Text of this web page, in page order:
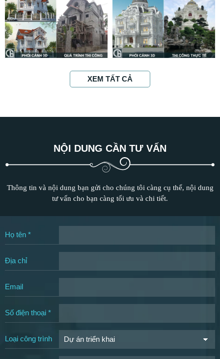
XEM TẤT CẢ
NỘI DUNG CẦN TƯ VẤN
Thông tin và nội dung bạn gửi cho chúng tôi càng cụ thể, nội dung
tư vấn cho bạn càng tối ưu và chi tiết.
Họ tên *
Địa chỉ
Email
Số điện thoại *
Loại công trình